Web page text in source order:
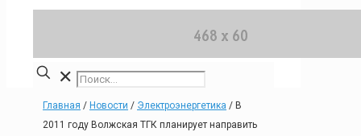
✕
Главная / Новости / Электроэнергетика / В
2011 году Волжская ТГК планирует направить